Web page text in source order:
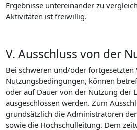
Ergebnisse untereinander zu
Aktivitäten ist freiwillig.
V. Ausschluss von der
Bei schweren und/oder fortgesetzten
Nutzungsbedingungen, können
oder auf Dauer von der Nutzung der
ausgeschlossen werden. Zum
grundsätzlich die Administratoren
sowie die Hochschulleitung. Dem